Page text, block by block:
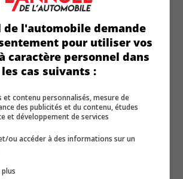
les Hyundai Palisade et
chez Hyundai. Après avoir
Nuit du Tucson [...]
de l'automobile demande
pour utiliser vos
caractère personnel dans
les cas suivants :
et contenu personnalisés, mesure de
des publicités et du contenu, études
et développement de services
ou accéder à des informations sur un